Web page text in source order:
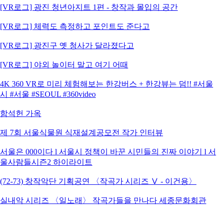
[VR로그] 광진 청년아지트 1편 - 창작과 몰입의 공간
[VR로그] 체력도 측정하고 포인트도 준다고
[VR로그] 광진구 옛 청사가 달라졌다고
[VR로그] 야외 놀이터 말고 여기 어때
4K 360 VR로 미리 체험해보는 한강버스 + 한강뷰는 덤!! #서울
시 #서울 #SEOUL #360video
함석헌 가옥
제 7회 서울식물원 식재설계공모전 작가 인터뷰
서울은 000이다 l 서울시 정책이 바꾼 시민들의 진짜 이야기 l 서
울사람들시즌2 하이라이트
(72-73) 창작악단 기획공연 〈작곡가 시리즈 Ⅴ - 이건용〉
실내악 시리즈 〈일노래〉 작곡가들을 만나다 세종문화회관